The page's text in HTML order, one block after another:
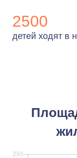
2500
детей ходят в